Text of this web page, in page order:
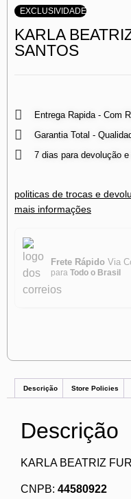
EXCLUSIVIDADE
KARLA
SANTOS
Entrega Rapida - Com
Garantia Total -
7 dias para devolução e
politicas de trocas e
mais informações
Frete Rápido Via
para Todo o Brasil
Descrição Store Policies
Descrição
KARLA BEATRIZ
CNPB: 44580922